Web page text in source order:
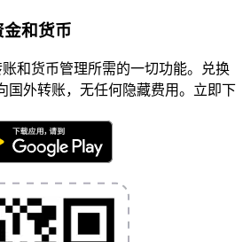
和货币
和货币管理所需的一切功能。兑换
国外转账，无任何隐藏费用。立即下